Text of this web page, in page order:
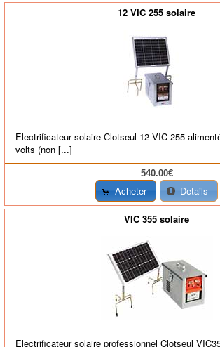
12 VIC 255 solaire
Electrificateur solaire Clotseul 12 VIC 255
volts (non [...]
540.00€
Acheter Details
VIC 355 solaire
Electrificateur solaire professionnel Clotseul